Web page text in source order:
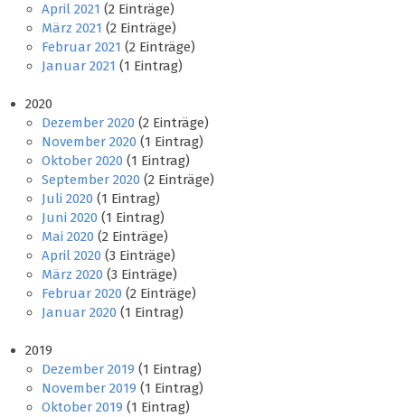
April 2021 (2 Einträge)
März 2021 (2 Einträge)
Februar 2021 (2 Einträge)
Januar 2021 (1 Eintrag)
2020
Dezember 2020 (2 Einträge)
November 2020 (1 Eintrag)
Oktober 2020 (1 Eintrag)
September 2020 (2 Einträge)
Juli 2020 (1 Eintrag)
Juni 2020 (1 Eintrag)
Mai 2020 (2 Einträge)
April 2020 (3 Einträge)
März 2020 (3 Einträge)
Februar 2020 (2 Einträge)
Januar 2020 (1 Eintrag)
2019
Dezember 2019 (1 Eintrag)
November 2019 (1 Eintrag)
Oktober 2019 (1 Eintrag)